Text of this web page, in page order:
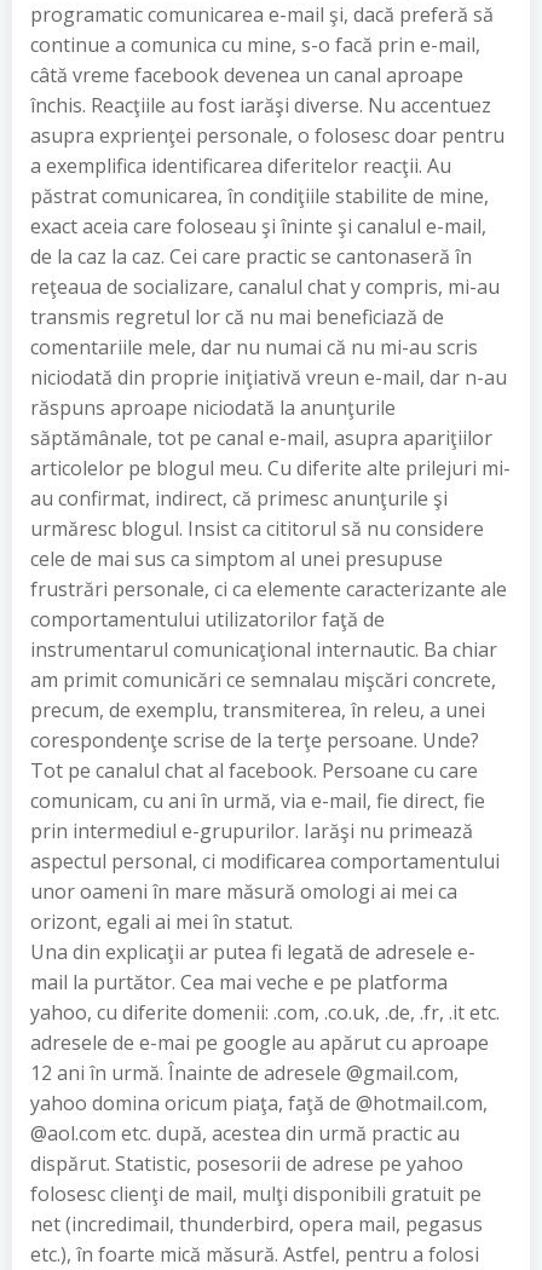
programatic comunicarea e-mail şi, dacă preferă să
continue a comunica cu mine, s-o facă prin e-mail,
câtă vreme facebook devenea un canal aproape
închis. Reacţiile au fost iarăşi diverse. Nu accentuez
asupra exprienţei personale, o folosesc doar pentru
a exemplifica identificarea diferitelor reacţii. Au
păstrat comunicarea, în condiţiile stabilite de mine,
exact aceia care foloseau şi îninte şi canalul e-mail,
de la caz la caz. Cei care practic se cantonaseră în
reţeaua de socializare, canalul chat y compris, mi-au
transmis regretul lor că nu mai beneficiază de
comentariile mele, dar nu numai că nu mi-au scris
niciodată din proprie iniţiativă vreun e-mail, dar n-au
răspuns aproape niciodată la anunţurile
săptămânale, tot pe canal e-mail, asupra apariţiilor
articolelor pe blogul meu. Cu diferite alte prilejuri mi-
au confirmat, indirect, că primesc anunţurile şi
urmăresc blogul. Insist ca cititorul să nu considere
cele de mai sus ca simptom al unei presupuse
frustrări personale, ci ca elemente caracterizante ale
comportamentului utilizatorilor faţă de
instrumentarul comunicaţional internautic. Ba chiar
am primit comunicări ce semnalau mişcări concrete,
precum, de exemplu, transmiterea, în releu, a unei
corespondenţe scrise de la terţe persoane. Unde?
Tot pe canalul chat al facebook. Persoane cu care
comunicam, cu ani în urmă, via e-mail, fie direct, fie
prin intermediul e-grupurilor. Iarăşi nu primează
aspectul personal, ci modificarea comportamentului
unor oameni în mare măsură omologi ai mei ca
orizont, egali ai mei în statut.
Una din explicaţii ar putea fi legată de adresele e-
mail la purtător. Cea mai veche e pe platforma
yahoo, cu diferite domenii: .com, .co.uk, .de, .fr, .it etc.
adresele de e-mai pe google au apărut cu aproape
12 ani în urmă. Înainte de adresele @gmail.com,
yahoo domina oricum piaţa, faţă de @hotmail.com,
@aol.com etc. după, acestea din urmă practic au
dispărut. Statistic, posesorii de adrese pe yahoo
folosesc clienţi de mail, mulţi disponibili gratuit pe
net (incredimail, thunderbird, opera mail, pegasus
etc.), în foarte mică măsură. Astfel, pentru a folosi